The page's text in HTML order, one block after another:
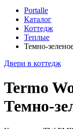
Portalle
Каталог
Коттедж
Теплые
Темно-
Двери в коттедж
Termo
Темно-